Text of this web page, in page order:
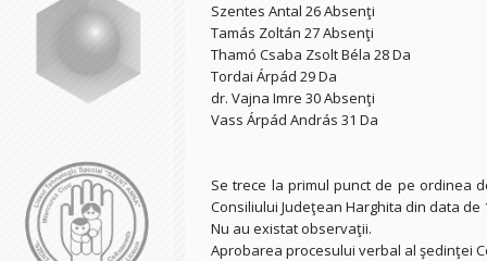
Szentes Antal 26 Absenţi
Tamás Zoltán 27 Absenţi
Thamó Csaba Zsolt Béla 28 Da
Tordai Árpád 29 Da
dr. Vajna Imre 30 Absenţi
Vass Árpád András 31 Da
Se trece la primul punct de pe ordinea
Consiliului Judeţean Harghita din data de
Nu au existat observaţii.
Aprobarea procesului verbal al şedinţei